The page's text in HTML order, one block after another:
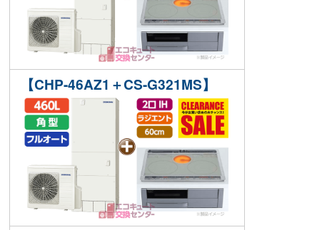
【CHP-46AZ1＋CS-G321MS】